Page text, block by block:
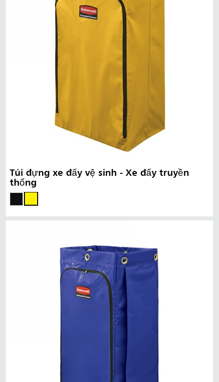
Túi đựng xe đẩy vệ sinh - Xe đẩy truyền
thống